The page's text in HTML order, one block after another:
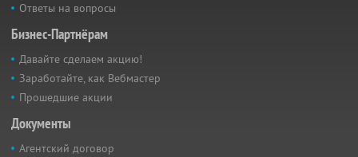
Ответы на вопросы
Бизнес-Партнёрам
Давайте сделаем акцию!
Заработайте, как Вебмастер
Прошедшие акции
Документы
Агентский договор